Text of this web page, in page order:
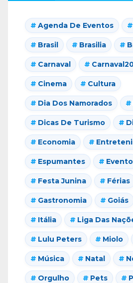
Agenda De Eventos
Brasil Brasilia
Carnaval
Cinema Cultura
Dia Dos Namorados
Dicas De Turismo
Economia
Espumantes Evento
Festa Junina Férias
Gastronomia Goiás
Itália Liga Das
Lulu Peters Miolo
Música Natal
Orgulho Pets